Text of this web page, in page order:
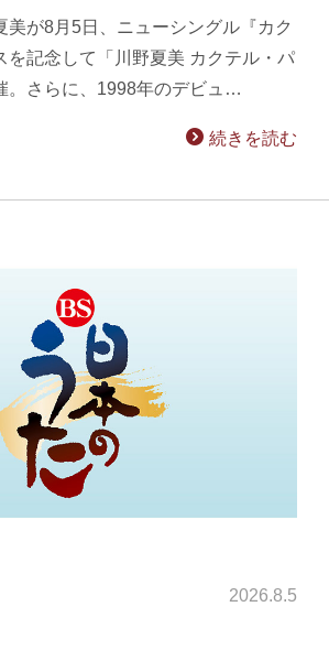
美が8月5日、ニューシングル『カク
を記念して「川野夏美 カクテル・パ
。さらに、1998年のデビュ…
続きを読む
2026.8.5